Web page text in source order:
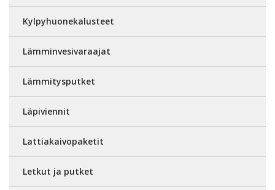
Kylpyhuonekalusteet
Lämminvesivaraajat
Lämmitysputket
Läpiviennit
Lattiakaivopaketit
Letkut ja putket